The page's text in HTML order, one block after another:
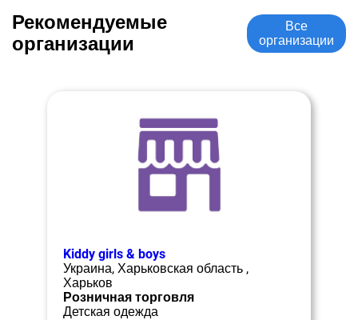
Рекомендуемые
организации
Все
организации
Kiddy girls & boys
Украина, Харьковская область ,
Харьков
Розничная торговля
Детская одежда